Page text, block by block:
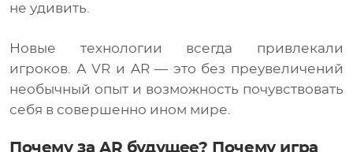
не удивить.
Новые технологии всегда привлекали
игроков. А VR и AR — это без преувеличений
необычный опыт и возможность почувствовать
себя в совершенно ином мире.
Почему за AR будущее? Почему игра